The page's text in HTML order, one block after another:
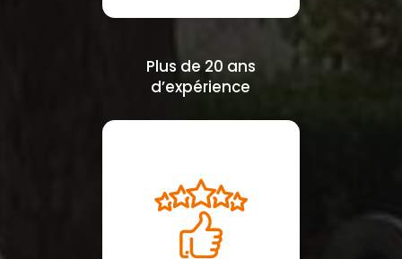
Plus de 20 ans
d’expérience